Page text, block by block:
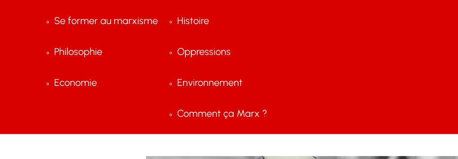
Se former au marxisme
Philosophie
Economie
Histoire
Oppressions
Environnement
Comment ça Marx ?